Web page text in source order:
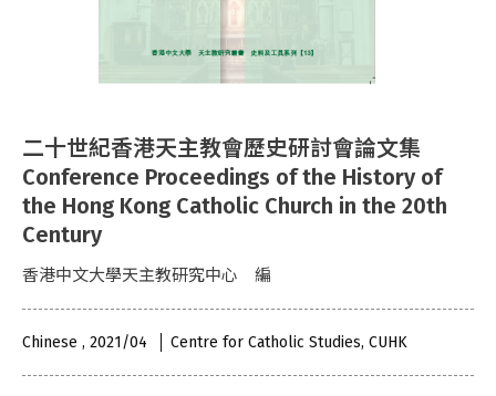
二十世紀香港天主教會歷史研討會論文集
Conference Proceedings of the History of
the Hong Kong Catholic Church in the 20th
Century
香港中文大學天主教研究中心 編
Chinese , 2021/04 Centre for Catholic Studies, CUHK